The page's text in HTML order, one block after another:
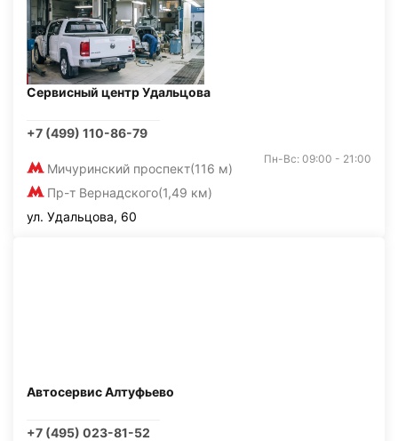
Сервисный центр Удальцова
+7 (499) 110-86-79
Мичуринский проспект(116 м)
Пр-т Вернадского(1,49 км)
Пн-Вс: 09:00 - 21:00
ул. Удальцова, 60
Автосервис Алтуфьево
+7 (495) 023-81-52